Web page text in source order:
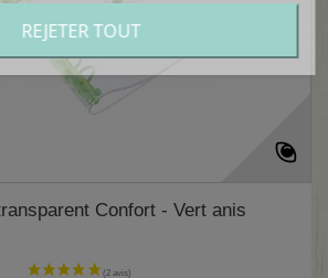
Confort - Vert anis
REJETER TOUT